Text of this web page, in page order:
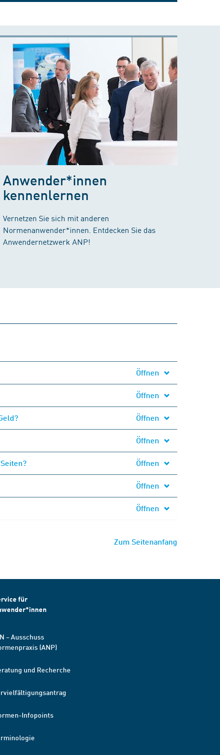
Anwender*innen
kennenlernen
Vernetzen Sie sich mit anderen
Normenanwender*innen. Entdecken Sie das
Anwendernetzwerk ANP!
Öffnen
Öffnen
Öffnen
Öffnen
Öffnen
Öffnen
Öffnen
Zum Seitenanfang
für
– Ausschuss
(ANP)
und Recherche
Infopoints